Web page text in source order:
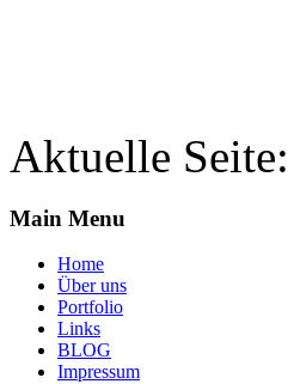
Aktuelle Seite:
Main Menu
Home
Über uns
Portfolio
Links
BLOG
Impressum